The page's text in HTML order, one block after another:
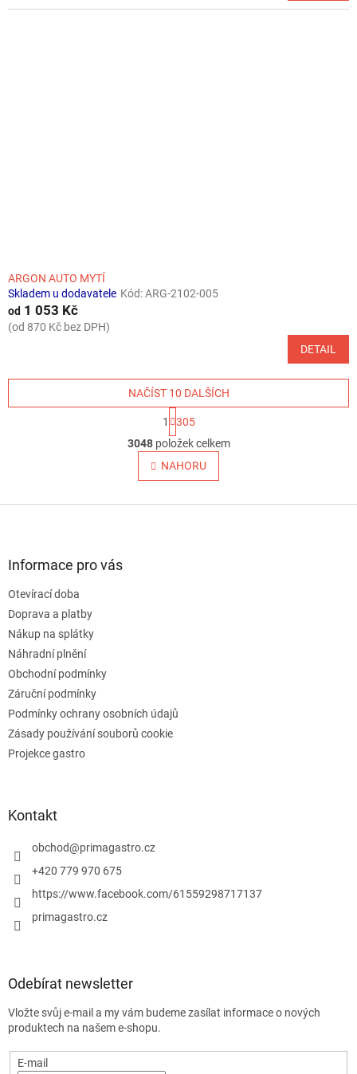
ARGON AUTO MYTÍ
Skladem u dodavatele Kód:ARG-2102-005
od 1 053 Kč
(od 870 Kč bez DPH)
DETAIL
O
v
l
á
u
NAČÍST 10 DALŠÍCH
t
r
á
n
k
v
1
305
3048položek celkem
NAHORU
Informace pro vás
Otevírací doba
Doprava a platby
Nákup na splátky
Náhradní plnění
Obchodní podmínky
Záruční podmínky
Podmínky ochrany osobních údajů
Zásady používání souborů cookie
Projekce gastro
Kontakt
obchod@primagastro.cz
+420 779 970 675
https://www.facebook.com/61559298717137
primagastro.cz
Odebírat newsletter
Vložte svůj e-mail a my vám budeme zasílat informace o nových
produktech na našem e-shopu.
E-mail